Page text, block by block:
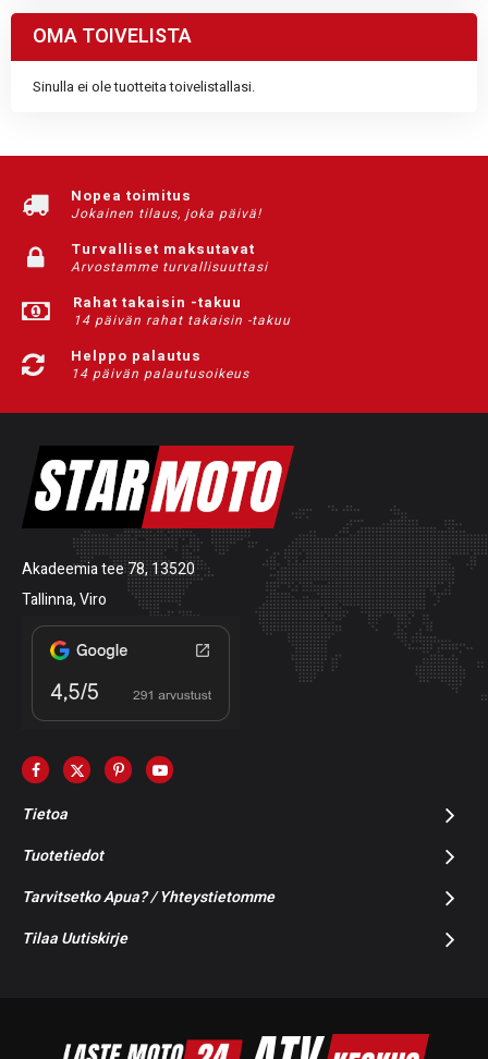
OMA TOIVELISTA
Sinulla ei ole tuotteita toivelistallasi.
Nopea toimitus
Jokainen tilaus, joka päivä!
Turvalliset maksutavat
Arvostamme turvallisuuttasi
Rahat takaisin -takuu
14 päivän rahat takaisin -takuu
Helppo palautus
14 päivän palautusoikeus
Akadeemia tee 78, 13520
Tallinna, Viro
Tietoa
Tuotetiedot
Tarvitsetko Apua? / Yhteystietomme
Tilaa Uutiskirje